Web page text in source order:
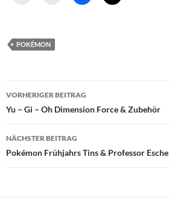
POKÉMON
Beitragsnavigation
VORHERIGER BEITRAG
Yu – Gi – Oh Dimension Force & Zubehör
NÄCHSTER BEITRAG
Pokémon Frühjahrs Tins & Professor Esche